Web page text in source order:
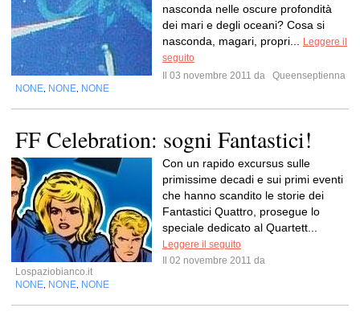
nasconda nelle oscure profondità
dei mari e degli oceani? Cosa si
nasconda, magari, propri...
Leggere il
seguito
Il 03 novembre 2011 da
Queenseptienna
NONE NONE NONE
FF Celebration: sogni Fantastici!
Con un rapido excursus sulle
primissime decadi e sui primi eventi
che hanno scandito le storie dei
Fantastici Quattro, prosegue lo
speciale dedicato al Quartett...
Leggere il seguito
Il 02 novembre 2011 da
Lospaziobianco.it
NONE NONE NONE